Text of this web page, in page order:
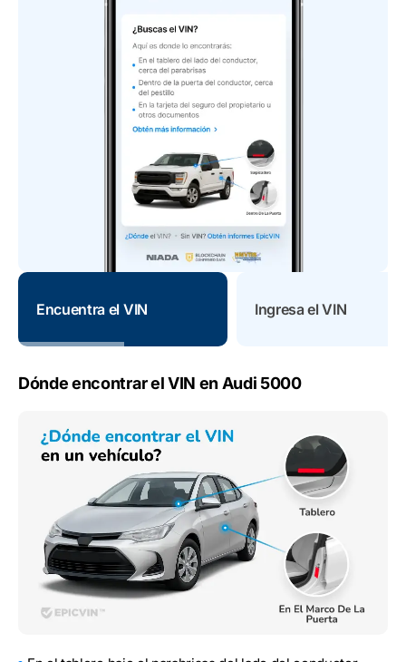
Encuentra el VIN Ingresa el VIN
Dónde encontrar el VIN en Audi 5000